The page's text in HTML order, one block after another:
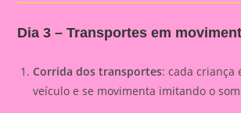
Dia 3 – Transportes em
Corrida dos transportes: cada criança
veículo e se movimenta imitando o